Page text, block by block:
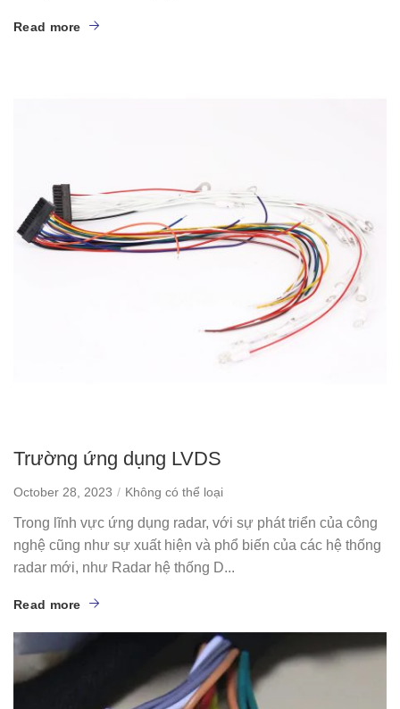
Read more
Trường ứng dụng LVDS
October 28, 2023 Không có thể loại
Trong lĩnh vực ứng dụng radar, với sự phát triển của công
nghệ cũng như sự xuất hiện và phổ biến của các hệ thống
radar mới, như Radar hệ thống D...
Read more